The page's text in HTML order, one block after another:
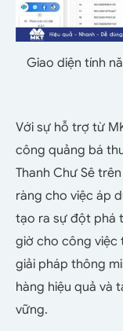
Giao diện tính
Với sự hỗ trợ từ
công quảng bá
Thanh Chư Sê
ràng cho việc áp
tạo ra sự đột phá
giờ cho công việc
giải pháp thông
hàng hiệu quả và
vững.